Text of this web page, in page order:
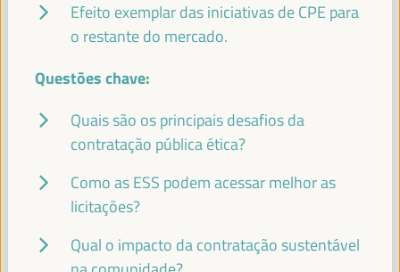
EMILIA SÁIZ
(CGLU)UCLG
FRANCISCO TOAJAS
Provincial de Sevilha e Presidente da Comissão de... -
Fundo Andaluz de Municípios para a Solidariedade
Efeito exemplar das iniciativas de CPE para
o restante do mercado.
Questões chave:
Quais são os principais desafios da
contratação pública ética?
Como as ESS podem acessar melhor as
licitações?
Qual o impacto da contratação sustentável